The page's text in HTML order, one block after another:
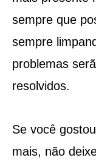
sempre que
sempre
problemas
resolvidos.
Se você
mais, não